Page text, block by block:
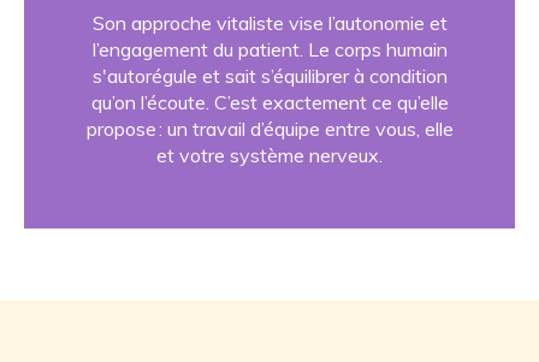
Son approche vitaliste vise l’autonomie et
l’engagement du patient. Le corps humain
s'autorégule et sait s’équilibrer à condition
qu’on l’écoute. C’est exactement ce qu’elle
propose : un travail d’équipe entre vous, elle
et votre système nerveux.